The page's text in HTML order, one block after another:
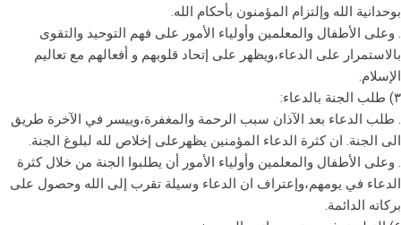
بوحدانية الله وإلتزام المؤمنون بأحكام الله.
. وعلى الأطفال والمعلمين وأولياء الأمور على فهم التوحيد والتقوى
بالاستمرار على الدعاء،ويظهر على إتحاد قلوبهم و أفعالهم مع تعاليم
الإسلام.
٣) طلب الجنة بالدعاء:
. طلب الدعاء بعد الآذان سبب الرحمة والمغفرة،وييسر في الآخرة طريق
الى الجنة. ان كثرة الدعاء المؤمنين يظهرعلى إخلاص لله لبلوغ الجنة.
. وعلى الأطفال والمعلمين وأولياء الأمور أن يطلبوا الجنة من خلال كثرة
الدعاء في يومهم،وإعتراف ان الدعاء وسيلة تقرب إلى الله وحصول على
بركاته الدائمة.